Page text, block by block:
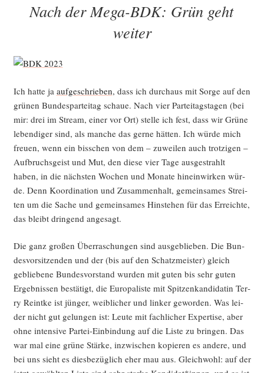
Nach der Mega-BDK: Grün geht
weiter
Ich hat­te ja auf­ge­schrie­ben, dass ich durch­aus mit Sor­ge auf den
grü­nen Bun­des­par­tei­tag schaue. Nach vier Par­tei­tags­ta­gen (bei
mir: drei im Stream, einer vor Ort) stel­le ich fest, dass wir Grü­ne
leben­di­ger sind, als man­che das ger­ne hät­ten. Ich wür­de mich
freu­en, wenn ein biss­chen von dem – zuwei­len auch trot­zi­gen –
Auf­bruchs­geist und Mut, den die­se vier Tage aus­ge­strahlt
haben, in die nächs­ten Wochen und Mona­te hin­ein­wir­ken wür­
de. Denn Koor­di­na­ti­on und Zusam­men­halt, gemein­sa­mes Strei­
ten um die Sache und gemein­sa­mes Hin­ste­hen für das Erreich­te,
das bleibt drin­gend angesagt.
Die ganz gro­ßen Über­ra­schun­gen sind aus­ge­blie­ben. Die Bun­
des­vor­sit­zen­den und der (bis auf den Schatz­meis­ter) gleich
geblie­be­ne Bun­des­vor­stand wur­den mit guten bis sehr guten
Ergeb­nis­sen bestä­tigt, die Euro­pa­lis­te mit Spit­zen­kan­di­da­tin Ter­
ry Reint­ke ist jün­ger, weib­li­cher und lin­ker gewor­den. Was lei­
der nicht gut gelun­gen ist: Leu­te mit fach­li­cher Exper­ti­se, aber
ohne inten­si­ve Par­tei-Ein­bin­dung auf die Lis­te zu brin­gen. Das
war mal eine grü­ne Stär­ke, inzwi­schen kopie­ren es ande­re, und
bei uns sieht es dies­be­züg­lich eher mau aus. Gleich­wohl: auf der